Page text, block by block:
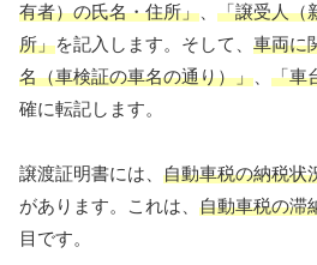
有者）の氏名・住所」
「譲受人（
所」を記入します。そして、 車両に
名（車検証の車名の通り）」
「車
確に転記します。
譲渡証明書には、 自動車税の納税状
があります。これは、 自動車税の滞
目です。